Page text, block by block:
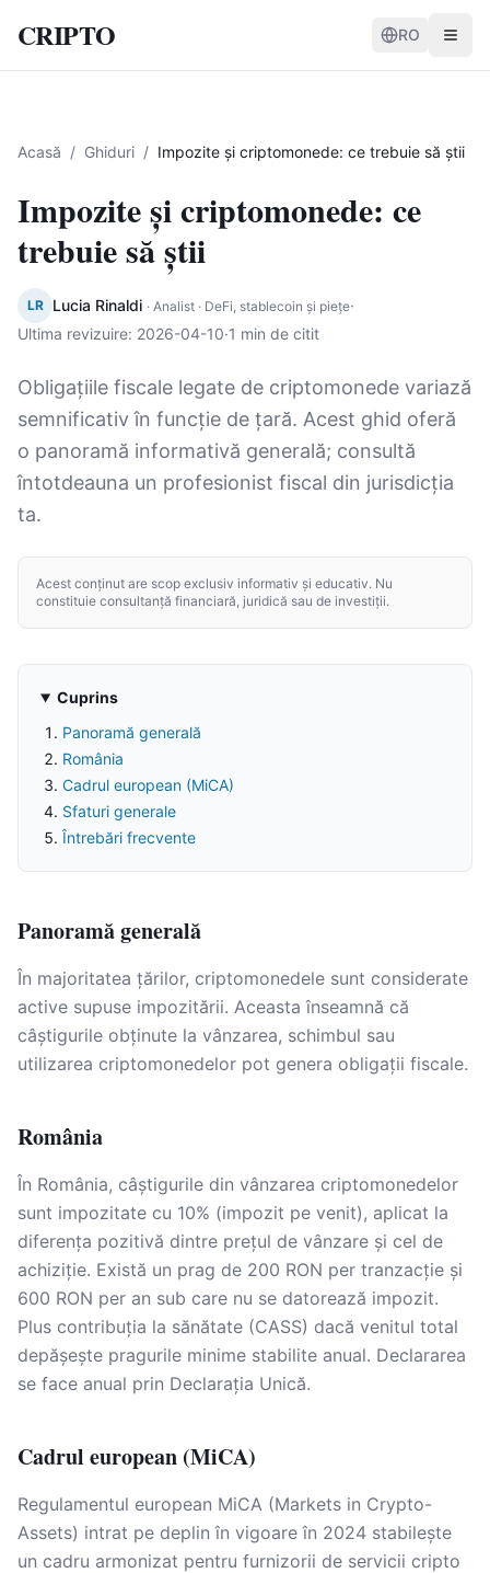
CRIPTO RO
Acasă / Ghiduri / Impozite și criptomonede: ce trebuie să știi
Impozite și criptomonede: ce
trebuie să știi
LR Lucia Rinaldi · Analist · DeFi, stablecoin și piețe·
Ultima revizuire: 2026-04-10·1 min de citit
Obligațiile fiscale legate de criptomonede variază
semnificativ în funcție de țară. Acest ghid oferă
o panoramă informativă generală; consultă
întotdeauna un profesionist fiscal din jurisdicția
ta.
Acest conținut are scop exclusiv informativ și educativ. Nu
constituie consultanță financiară, juridică sau de investiții.
Cuprins
Panoramă generală
România
Cadrul european (MiCA)
Sfaturi generale
Întrebări frecvente
Panoramă generală
În majoritatea țărilor, criptomonedele sunt considerate
active supuse impozitării. Aceasta înseamnă că
câștigurile obținute la vânzarea, schimbul sau
utilizarea criptomonedelor pot genera obligații fiscale.
România
În România, câștigurile din vânzarea criptomonedelor
sunt impozitate cu 10% (impozit pe venit), aplicat la
diferența pozitivă dintre prețul de vânzare și cel de
achiziție. Există un prag de 200 RON per tranzacție și
600 RON per an sub care nu se datorează impozit.
Plus contribuția la sănătate (CASS) dacă venitul total
depășește pragurile minime stabilite anual. Declararea
se face anual prin Declarația Unică.
Cadrul european (MiCA)
Regulamentul european MiCA (Markets in Crypto-
Assets) intrat pe deplin în vigoare în 2024 stabilește
un cadru armonizat pentru furnizorii de servicii cripto